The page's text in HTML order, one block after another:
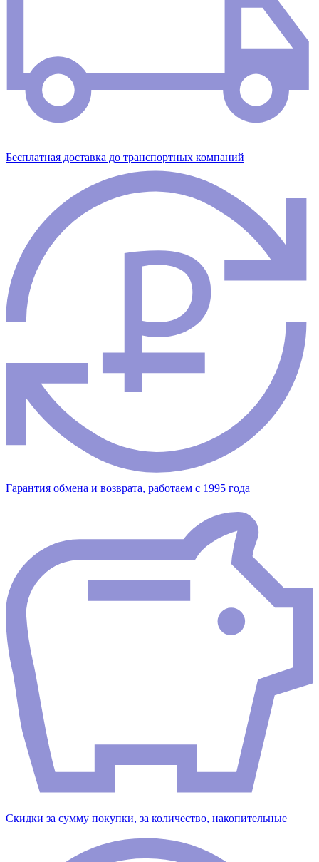
Бесплатная доставка до транспортных компаний
Гарантия обмена и возврата, работаем с 1995 года
Скидки за сумму покупки, за количество, накопительные